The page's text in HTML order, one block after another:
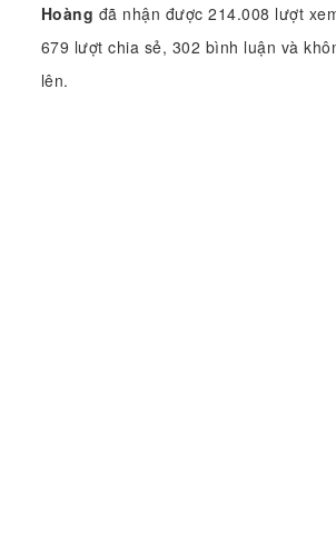
Hoàng đã nhận được 214.008 lượt
679 lượt chia sẻ, 302 bình luận và
lên.